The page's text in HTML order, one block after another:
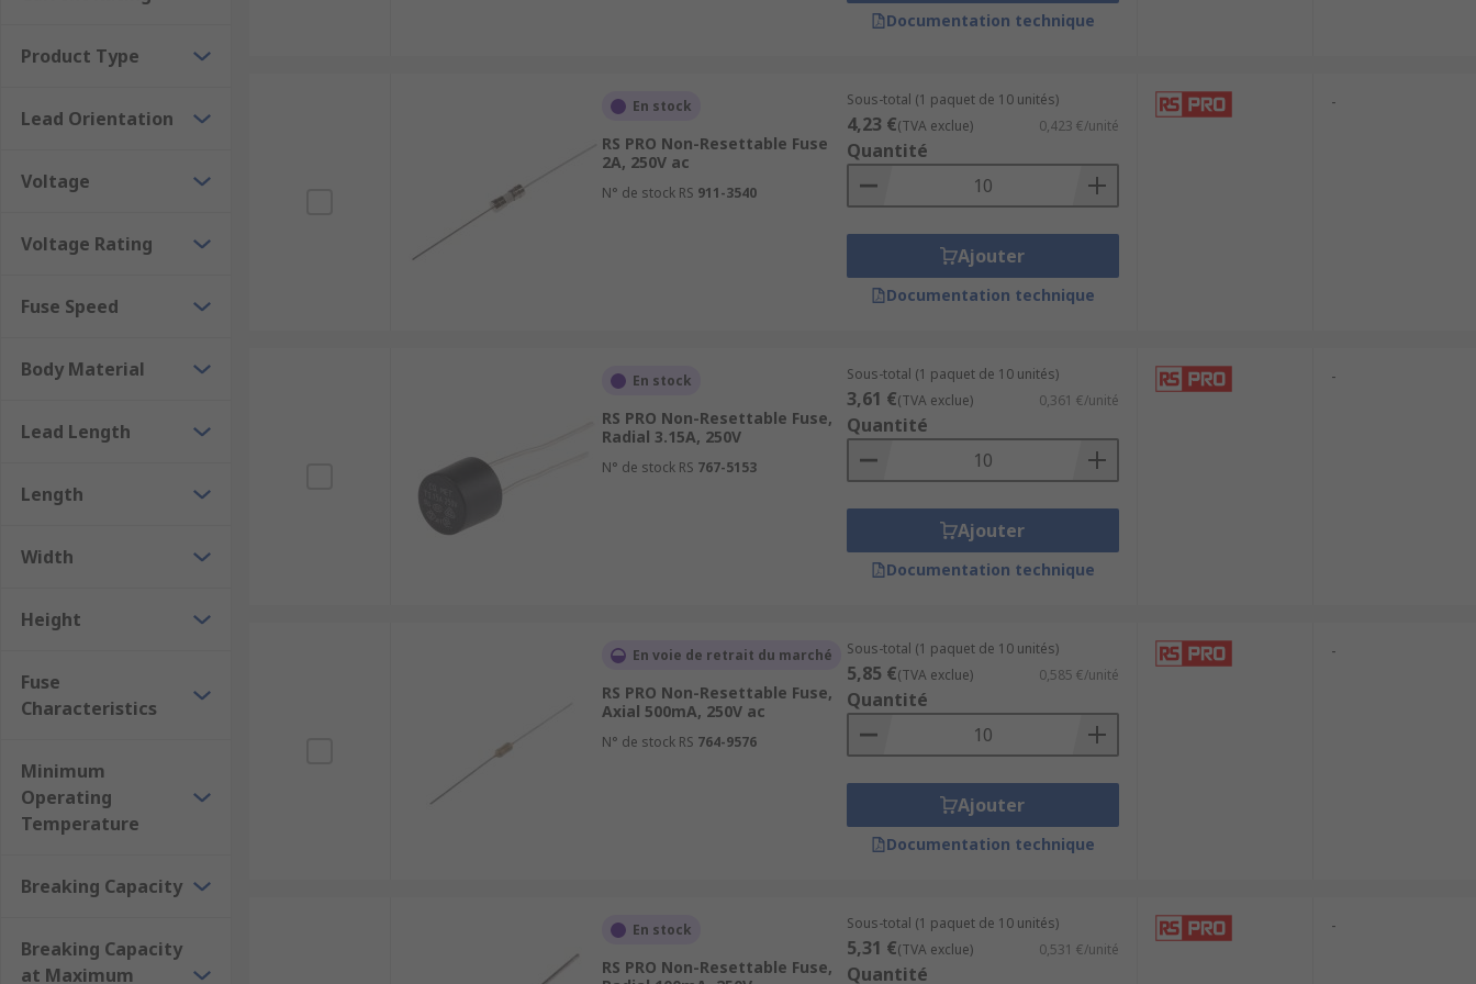
Product Type
Lead Orientation
Voltage
Voltage Rating
Fuse Speed
Body Material
Lead Length
Length
Width
Height
Fuse
Characteristics
Minimum
Operating
Temperature
Breaking Capacity
Breaking Capacity
at Maximum
Documentation technique
En stock
RS PRO Non-Resettable Fuse
2A, 250V ac
N° de stock RS 911-3540
Sous-total (1 paquet de 10 unités)
4,23 €(TVA exclue) 0,423 €/unité
Quantité
Ajouter
Documentation technique
-
En stock
RS PRO Non-Resettable Fuse,
Radial 3.15A, 250V
N° de stock RS 767-5153
Sous-total (1 paquet de 10 unités)
3,61 €(TVA exclue) 0,361 €/unité
Quantité
Ajouter
Documentation technique
-
En voie de retrait du marché
RS PRO Non-Resettable Fuse,
Axial 500mA, 250V ac
N° de stock RS 764-9576
Sous-total (1 paquet de 10 unités)
5,85 €(TVA exclue) 0,585 €/unité
Quantité
Ajouter
Documentation technique
-
En stock
RS PRO Non-Resettable Fuse,
Sous-total (1 paquet de 10 unités)
5,31 €(TVA exclue) 0,531 €/unité
Quantité
-